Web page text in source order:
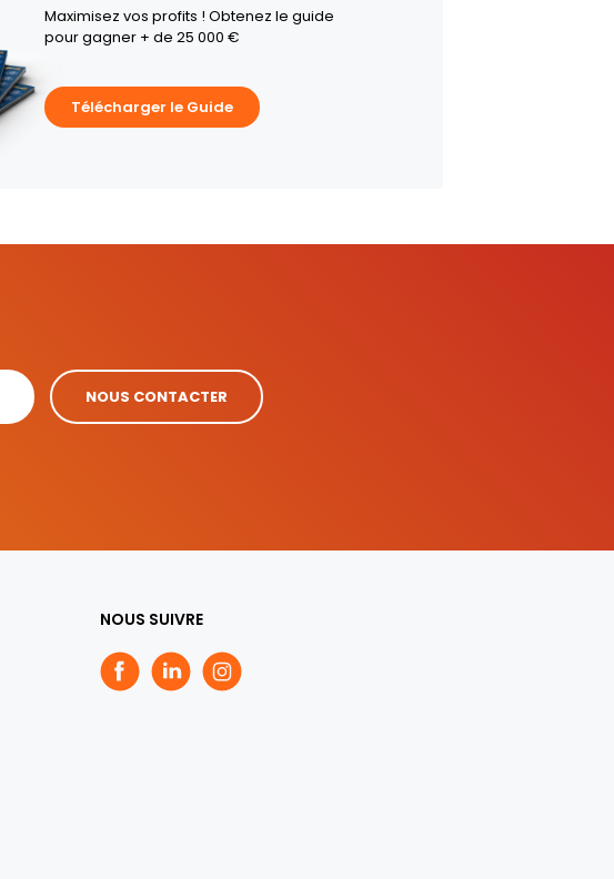
Maximisez vos profits ! Obtenez le guide
pour gagner + de 25 000 €
Télécharger le Guide
NOUS CONTACTER
NOUS SUIVRE